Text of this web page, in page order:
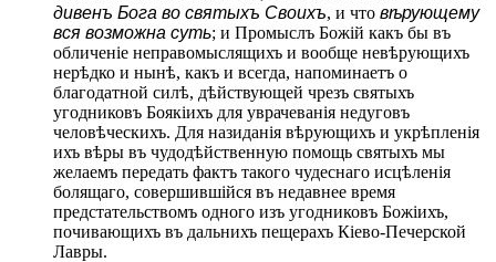
дивенъ Бога во святыхъ Своихъ, и что вѣрующему
вся возможна суть; и Промыслъ Божій какъ бы въ
обличеніе неправомыслящихъ и вообще невѣрующихъ
нерѣдко и нынѣ, какъ и всегда, напоминаетъ о
благодатной силѣ, дѣйствующей чрезъ святыхъ
угодниковъ Боякіихъ для уврачеванія недуговъ
человѣческихъ. Для назиданія вѣрующихъ и укрѣпленія
ихъ вѣры въ чудодѣйственную помощь святыхъ мы
желаемъ передать фактъ такого чудеснаго исцѣленія
болящаго, совершившійся въ недавнее время
предстательствомъ одного изъ угодниковъ Божіихъ,
почивающихъ въ дальнихъ пещерахъ Кіево-Печерской
Лавры.